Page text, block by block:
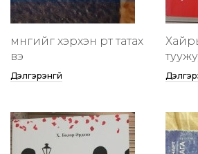
мөнгийг хэрхэн өөртөө татах
вэ
Дэлгэрэнгүй